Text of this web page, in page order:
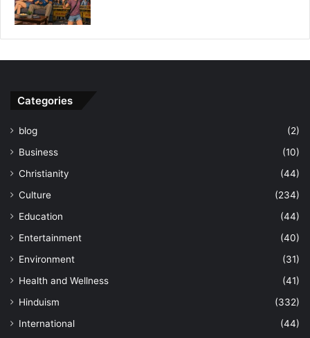
Categories
blog
(2)
Business
(10)
Christianity
(44)
Culture
(234)
Education
(44)
Entertainment
(40)
Environment
(31)
Health and Wellness
(41)
Hinduism
(332)
International
(44)